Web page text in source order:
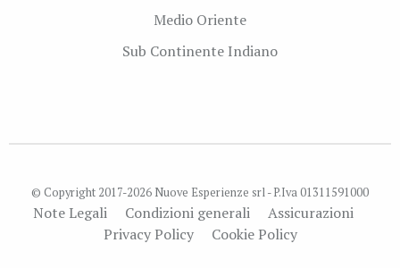
Medio Oriente
Sub Continente Indiano
© Copyright 2017-2026 Nuove Esperienze srl - P.Iva 01311591000
Note Legali Condizioni generali
Assicurazioni
Privacy Policy
Cookie Policy